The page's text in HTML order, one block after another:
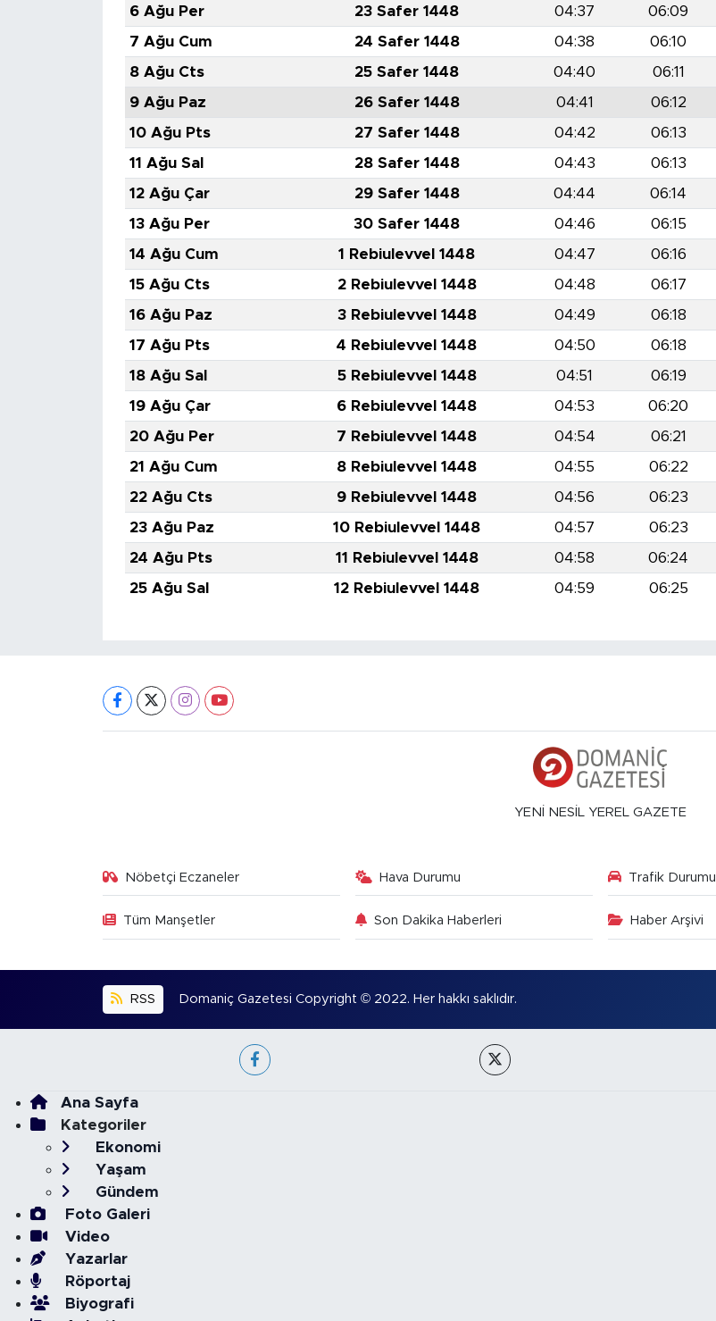
6 Ağu Per
23 Safer 1448 04:37 06:09
7 Ağu Cum
24 Safer 1448 04:38 06:10
8 Ağu Cts
25 Safer 1448 04:40 06:11
9 Ağu Paz
26 Safer 1448 04:41 06:12
10 Ağu Pts
27 Safer 1448 04:42 06:13
11 Ağu Sal
28 Safer 1448 04:43 06:13
12 Ağu Çar
29 Safer 1448 04:44 06:14
13 Ağu Per
30 Safer 1448 04:46 06:15
14 Ağu Cum
1 Rebiulevvel 1448 04:47 06:16
15 Ağu Cts
2 Rebiulevvel 1448 04:48 06:17
16 Ağu Paz
3 Rebiulevvel 1448 04:49 06:18
17 Ağu Pts
4 Rebiulevvel 1448 04:50 06:18
18 Ağu Sal
5 Rebiulevvel 1448 04:51 06:19
19 Ağu Çar
6 Rebiulevvel 1448 04:53 06:20
20 Ağu Per
7 Rebiulevvel 1448 04:54 06:21
21 Ağu Cum
8 Rebiulevvel 1448 04:55 06:22
22 Ağu Cts
9 Rebiulevvel 1448 04:56 06:23
23 Ağu Paz
10 Rebiulevvel 1448 04:57 06:23
24 Ağu Pts
11 Rebiulevvel 1448 04:58 06:24
25 Ağu Sal
12 Rebiulevvel 1448 04:59 06:25
YENİ NESİL YEREL GAZETE
Nöbetçi Eczaneler Hava Durumu Trafik Durumu
Tüm Manşetler Son Dakika Haberleri Haber Arşivi
RSS Domaniç Gazetesi Copyright © 2022. Her hakkı saklıdır.
Ana Sayfa
Kategoriler
Ekonomi
Yaşam
Gündem
Foto Galeri
Video
Yazarlar
Röportaj
Biyografi